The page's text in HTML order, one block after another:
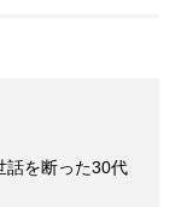
話を断った30代